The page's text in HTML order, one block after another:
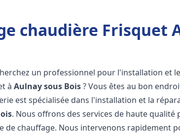
chaudière Frisquet
un professionnel pour l'installation et
àAulnay sous Bois? Vous êtes au bon
est spécialisée dans l'installation et la
. Nous offrons des services de haute
de chauffage. Nous intervenons rapidement